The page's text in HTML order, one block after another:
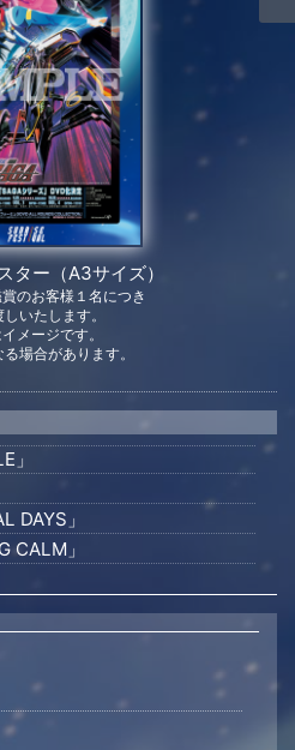
ター（A3サイズ）
のお客様１名につき
しいたします。
メージです。
場合があります。
」
DAYS」
CALM」